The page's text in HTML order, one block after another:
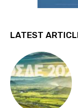
LATEST